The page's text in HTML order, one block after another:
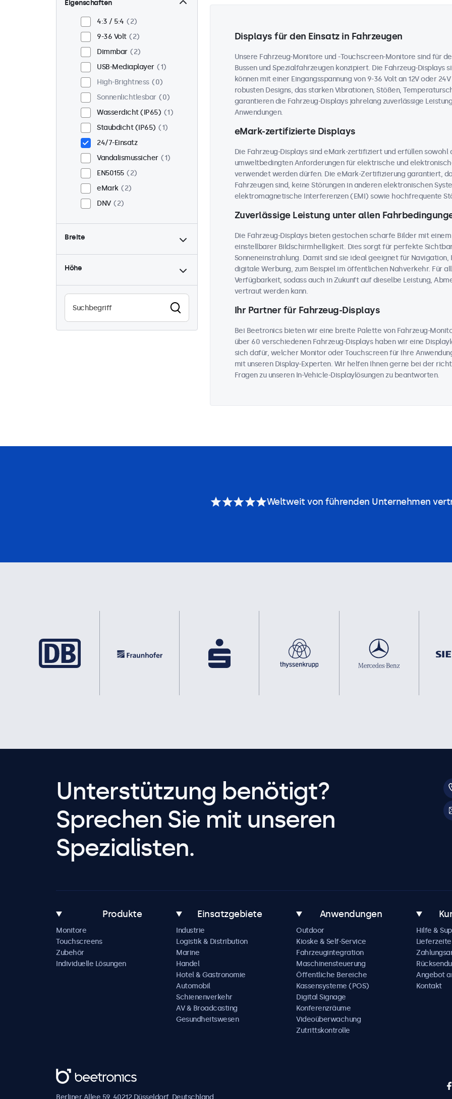
Wand
Panel-Mount
Einbau
2
Rack-Montage (19 Zoll)
VESA 75 x 75
VESA 100 x 100
0
Eigenschaften
4:3 / 5:4
2
9-36 Volt
2
Dimmbar
2
USB-Mediaplayer
1
High-Brightness
0
Sonnenlichtlesbar
0
Wasserdicht (IP65)
1
Staubdicht (IP65)
1
24/7-Einsatz
Vandalismussicher
1
EN50155
2
eMark
2
DNV
2
Breite
Höhe
Displays für den Einsatz in Fahrzeugen
Unsere Fahrzeug-Monitore und -Touchscreen-Monitore sind für
Bussen und Spezialfahrzeugen konzipiert. Die Fahrzeug-
können mit einer Eingangsspannung von 9-36 Volt an 12V oder
robusten Designs, das starken Vibrationen, Stößen,
garantieren die Fahrzeug-Displays jahrelang zuverlässige
Anwendungen.
eMark-zertifizierte Displays
Die Fahrzeug-Displays sind eMark-zertifiziert und erfüllen
umweltbedingten Anforderungen für elektrische und
verwendet werden dürfen. Die eMark-Zertifizierung garantiert,
Fahrzeugen sind, keine Störungen in anderen elektronischen
elektromagnetische Interferenzen (EMI) sowie hochfrequente
Zuverlässige Leistung unter allen
Die Fahrzeug-Displays bieten gestochen scharfe Bilder mit
einstellbarer Bildschirmhelligkeit. Dies sorgt für perfekte
Sonneneinstrahlung. Damit sind sie ideal geeignet für
digitale Werbung, zum Beispiel im öffentlichen Nahverkehr. Für
Verfügbarkeit, sodass auch in Zukunft auf dieselbe Leistung,
vertraut werden kann.
Ihr Partner für Fahrzeug-Displays
Bei Beetronics bieten wir eine breite Palette von Fahrzeug-
über 60 verschiedenen Fahrzeug-Displays haben wir eine
sich dafür, welcher Monitor oder Touchscreen für Ihre
mit unseren Display-Experten. Wir helfen Ihnen gerne bei der
Fragen zu unseren In-Vehicle-Displaylösungen zu beantworten.
Weltweit von führenden Unternehmen
Unterstützung benötigt?
Sprechen Sie mit unseren
Spezialisten.
Produkte
Monitore
Touchscreens
Zubehör
Individuelle Lösungen
Einsatzgebiete
Industrie
Logistik & Distribution
Marine
Handel
Hotel & Gastronomie
Automobil
Schienenverkehr
AV & Broadcasting
Gesundheitswesen
Anwendungen
Outdoor
Kioske & Self-Service
Fahrzeugintegration
Maschinensteuerung
Öffentliche Bereiche
Kassensysteme (POS)
Digital Signage
Konferenzräume
Videoüberwachung
Zutrittskontrolle
Hilfe &
Angebot
Kontakt
Beetronics